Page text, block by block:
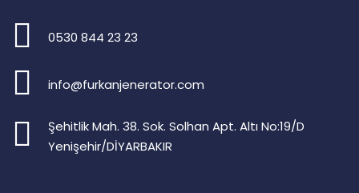
0530 844 23 23
info@furkanjenerator.com
Şehitlik Mah. 38. Sok. Solhan Apt. Altı No:19/D
Yenişehir/DİYARBAKIR